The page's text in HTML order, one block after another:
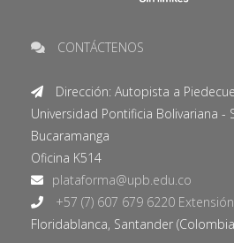
CONTÁCTENOS
Dirección: Autopista a
Universidad Pontificia Bolivariana -
Bucaramanga
Oficina K514
+57 (7) 607 679 6220
Floridablanca, Santander